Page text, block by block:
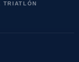
TRIATLÓN